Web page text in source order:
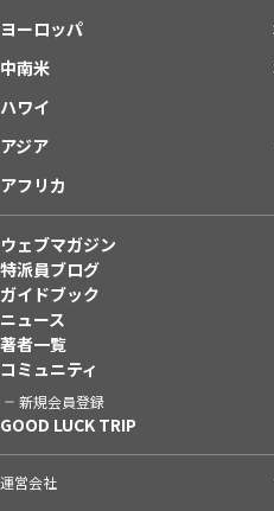
ヨーロッパ
中南米
ハワイ
アジア
アフリカ
ウェブマガジン
特派員ブログ
ガイドブック
ニュース
著者一覧
コミュニティ
新規会員登録
GOOD LUCK TRIP
運営会社